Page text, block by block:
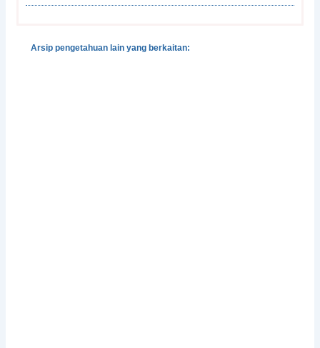
Arsip pengetahuan lain yang berkaitan: